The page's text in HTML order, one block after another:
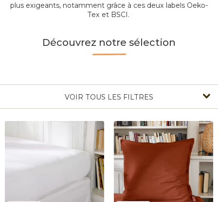
plus exigeants, notamment grâce à ces deux labels Oeko-
Tex et BSCI.
Découvrez notre sélection
VOIR TOUS LES FILTRES